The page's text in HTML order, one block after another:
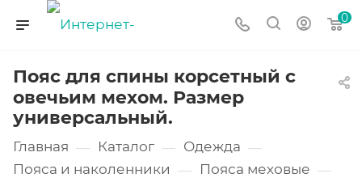
0
Пояс для спины корсетный с
овечьим мехом. Размер
универсальный.
Главная — Каталог — Одежда —
Пояса и наколенники — Пояса меховые —